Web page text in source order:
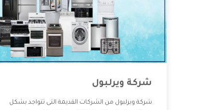
شركة ويرلبول
شركة ويرلبول من الشركات القديمة التى تتواجد بشكل